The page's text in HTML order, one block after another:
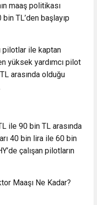
maaş politikası
TL’den başlayıp
pilotlar ile kaptan
yüksek yardımcı pilot
arasında olduğu
ile 90 bin TL arasında
40 bin lira ile 60 bin
çalışan pilotların
Maaşı Ne Kadar?